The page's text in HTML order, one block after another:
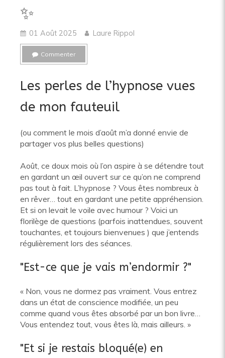
✨️
01 Août 2025 Laure Rippol
Commenter
Les perles de l’hypnose vues
de mon fauteuil
(ou comment le mois d’août m’a donné envie de
partager vos plus belles questions)
Août, ce doux mois où l’on aspire à se détendre tout
en gardant un œil ouvert sur ce qu’on ne comprend
pas tout à fait. L’hypnose ? Vous êtes nombreux à
en rêver… tout en gardant une petite appréhension.
Et si on levait le voile avec humour ? Voici un
florilège de questions (parfois inattendues, souvent
touchantes, et toujours bienvenues ) que j’entends
régulièrement lors des séances.
"Est-ce que je vais m’endormir ?"
« Non, vous ne dormez pas vraiment. Vous entrez
dans un état de conscience modifiée, un peu
comme quand vous êtes absorbé par un bon livre…
Vous entendez tout, vous êtes là, mais ailleurs. »
"Et si je restais bloqué(e) en